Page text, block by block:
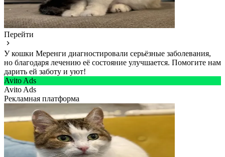
Перейти
У кошки Меренги диагностировали серьёзные заболевания,
но благодаря лечению её состояние улучшается. Помогите нам
дарить ей заботу и уют!
Avito Ads
Avito Ads
Рекламная платформа